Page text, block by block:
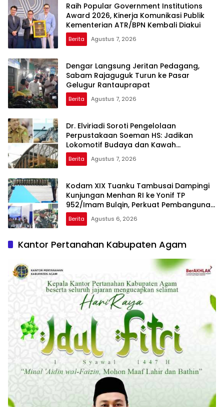
Raih Popular Government Institutions
Award 2026, Kinerja Komunikasi Publik
Kementerian ATR/BPN Kembali Diakui
Berita Agustus 7, 2026
Dengar Langsung Jeritan Pedagang,
Sabam Rajaguguk Turun ke Pasar
Gelugur Rantauprapat
Berita Agustus 7, 2026
Dr. Elviriadi Soroti Pengelolaan
Perpustakaan Soeman HS: Jadikan
Lokomotif Budaya dan Kawah
Candradimuka Intelektual
Berita Agustus 7, 2026
Kodam XIX Tuanku Tambusai Dampingi
Kunjungan Menhan RI ke Yonif TP
952/Imam Bulqin, Perkuat Pembangunan
Satuan
Berita Agustus 6, 2026
Kantor Pertanahan Kabupaten Agam